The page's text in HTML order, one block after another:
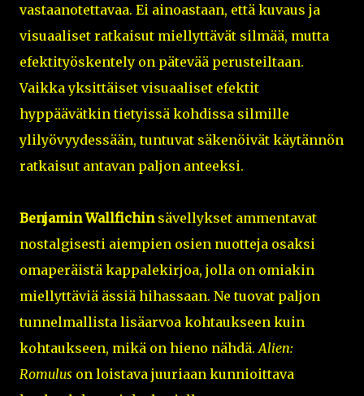
vastaanotettavaa. Ei ainoastaan, että kuvaus ja
visuaaliset ratkaisut miellyttävät silmää, mutta
efektityöskentely on pätevää perusteiltaan.
Vaikka yksittäiset visuaaliset efektit
hyppäävätkin tietyissä kohdissa silmille
ylilyövyydessään, tuntuvat säkenöivät käytännön
ratkaisut antavan paljon anteeksi.
Benjamin Wallfichin sävellykset ammentavat
nostalgisesti aiempien osien nuotteja osaksi
omaperäistä kappalekirjoa, jolla on omiakin
miellyttäviä ässiä hihassaan. Ne tuovat paljon
tunnelmallista lisäarvoa kohtaukseen kuin
kohtaukseen, mikä on hieno nähdä. Alien:
Romulus on loistava juuriaan kunnioittava